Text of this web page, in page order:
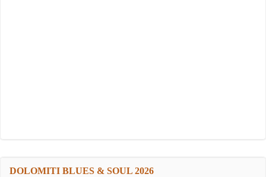
DOLOMITI BLUES & SOUL 2026